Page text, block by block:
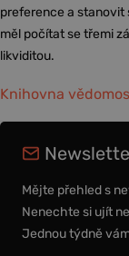
preference a stanovit
měl počítat se třemi
likviditou.
Knihovna
Mějte přehled s
Nenechte si ujít
Jednou týdně